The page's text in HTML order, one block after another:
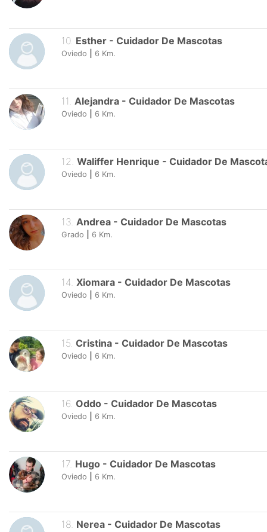
10. Esther - Cuidador De Mascotas
Oviedo 6 Km.
11 Alejandra - Cuidador De Mascotas
Oviedo 6 Km.
12 Waliffer Henrique - Cuidador De
Oviedo 6 Km.
13. Andrea - Cuidador De Mascotas
Grado 6 Km.
14. Xiomara - Cuidador De Mascotas
Oviedo 6 Km.
15 Cristina - Cuidador De Mascotas
Oviedo 6 Km.
16 Oddo - Cuidador De Mascotas
Oviedo 6 Km.
17. Hugo - Cuidador De Mascotas
Oviedo 6 Km.
18. Nerea - Cuidador De Mascotas